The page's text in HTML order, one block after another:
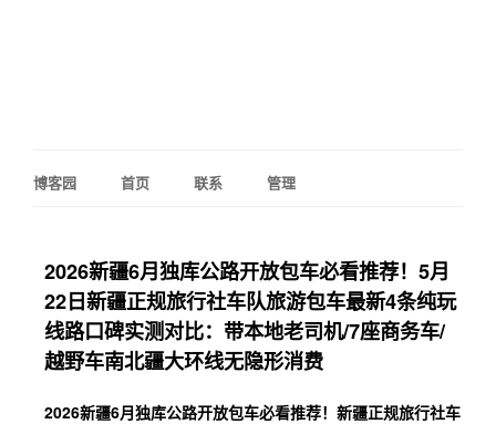
博客园 首页 联系 管理
2026新疆6月独库公路开放包车必看推荐！5月
22日新疆正规旅行社车队旅游包车最新4条纯玩
线路口碑实测对比：带本地老司机/7座商务车/
越野车南北疆大环线无隐形消费
2026新疆6月独库公路开放包车必看推荐！新疆正规旅行社车